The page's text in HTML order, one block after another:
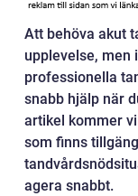
Att behöva akut
upplevelse, men
professionella
snabb hjälp när
artikel kommer
som finns
agera snabbt.